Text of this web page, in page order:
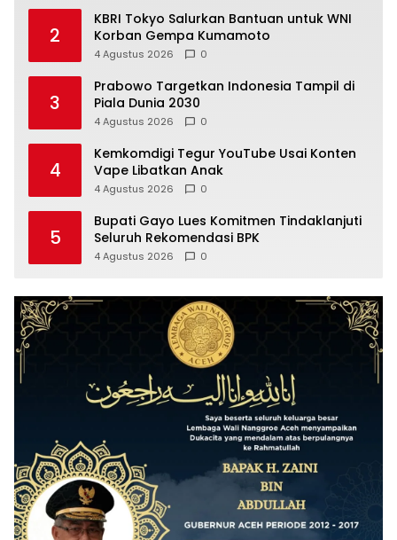
2
KBRI Tokyo Salurkan Bantuan untuk WNI
Korban Gempa Kumamoto
4 Agustus 2026 0
3
Prabowo Targetkan Indonesia Tampil di
Piala Dunia 2030
4 Agustus 2026 0
4
Kemkomdigi Tegur YouTube Usai Konten
Vape Libatkan Anak
4 Agustus 2026 0
5
Bupati Gayo Lues Komitmen Tindaklanjuti
Seluruh Rekomendasi BPK
4 Agustus 2026 0